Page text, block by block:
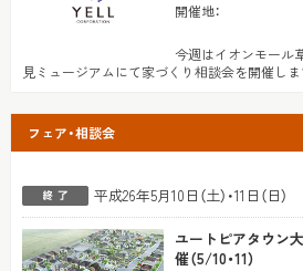
開催地：
今週はイオンモール
見ミュージアムにて家づくり相談会を開催し
フェア・相談会
平成26年5月10日（土）・11日（日）
ユートピアタウン
催（5/10・11）